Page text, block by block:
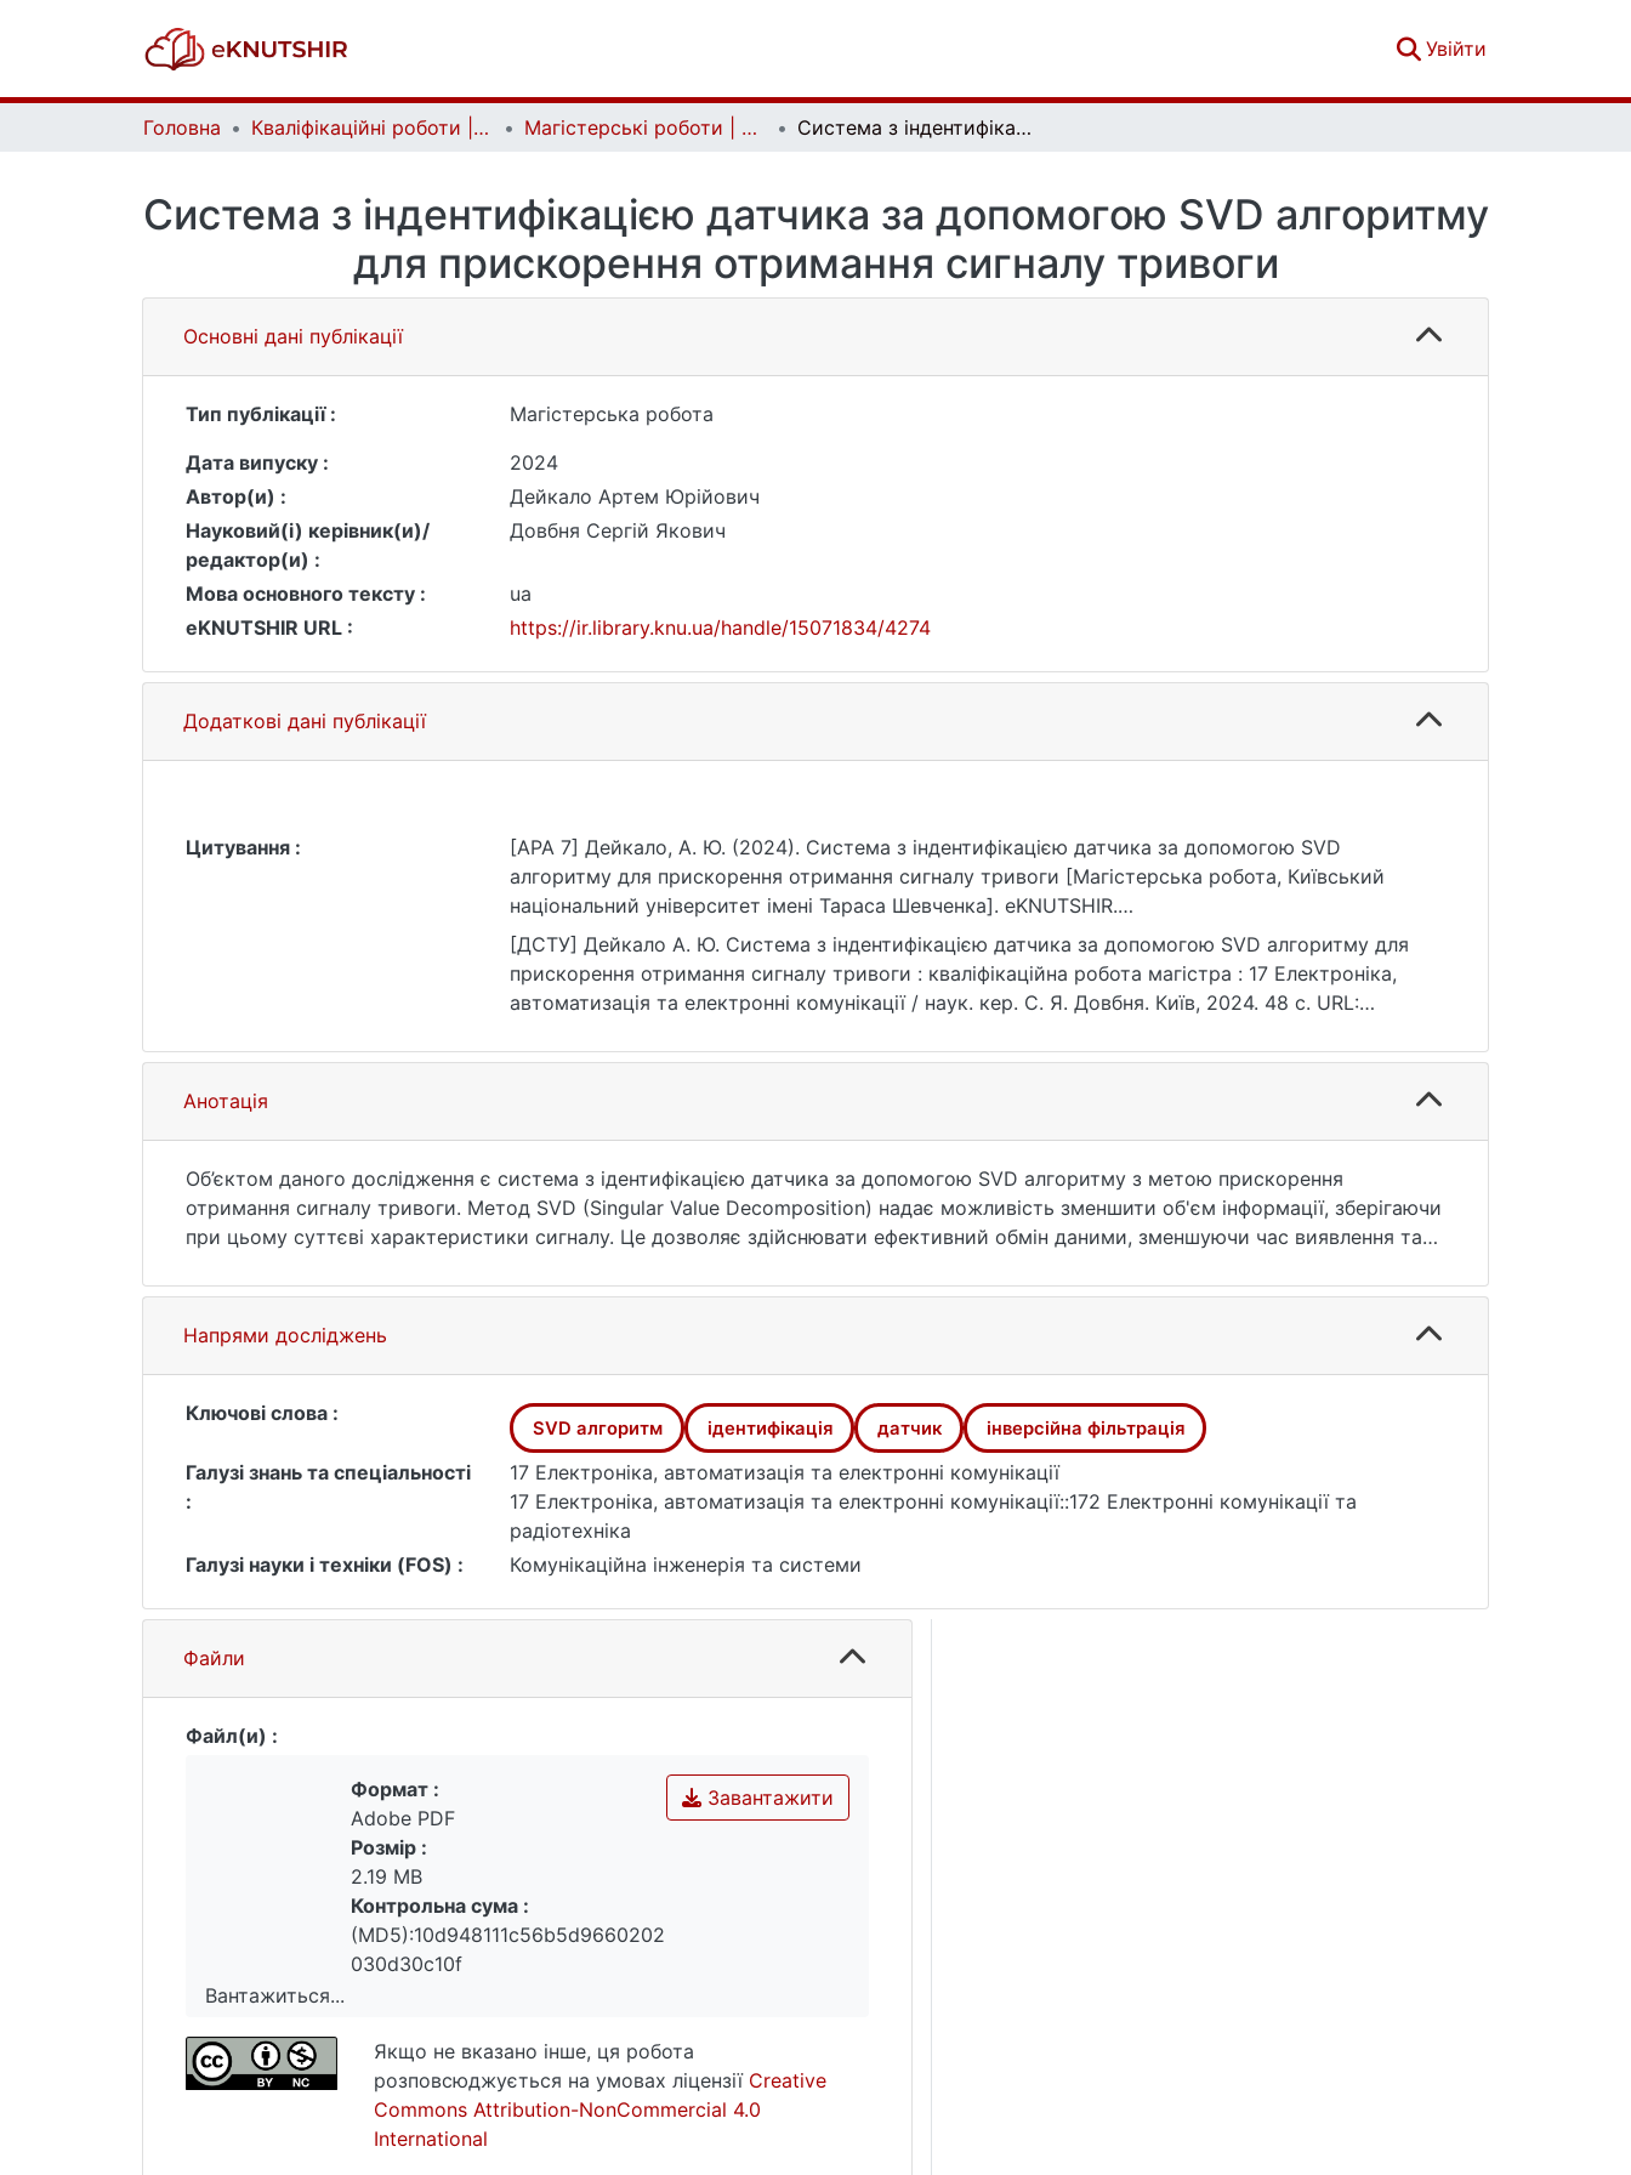
Увійти
Головна Кваліфікаційні роботи | Qualifying works Магістерські роботи | Master's theses Система з індентифікацією датчика за допомогою SVD алгоритму для прискорення отримання сигналу тривоги
Система з індентифікацією датчика за допомогою SVD алгоритму
для прискорення отримання сигналу тривоги
Основні дані публікації
Тип публікації :
Магістерська робота
Дата випуску :
2024
Автор(и) :
Дейкало Артем Юрійович
Науковий(і) керівник(и)/
редактор(и) :
Довбня Сергій Якович
Мова основного тексту :
ua
eKNUTSHIR URL :
https://ir.library.knu.ua/handle/15071834/4274
Додаткові дані публікації
Цитування :
[APA 7] Дейкало, А. Ю. (2024). Система з індентифікацією датчика за допомогою SVD
алгоритму для прискорення отримання сигналу тривоги [Магістерська робота, Київський
національний університет імені Тараса Шевченка]. eKNUTSHIR.
https://ir.library.knu.ua/handle/15071834/4274
[ДСТУ] Дейкало А. Ю. Система з індентифікацією датчика за допомогою SVD алгоритму для
прискорення отримання сигналу тривоги : кваліфікаційна робота магістра : 17 Електроніка,
автоматизація та електронні комунікації / наук. кер. С. Я. Довбня. Київ, 2024. 48 с. URL:
Анотація
Об’єктом даного дослідження є система з ідентифікацією датчика за допомогою SVD алгоритму з метою прискорення
отримання сигналу тривоги. Метод SVD (Singular Value Decomposition) надає можливість зменшити об'єм інформації, зберігаючи
при цьому суттєві характеристики сигналу. Це дозволяє здійснювати ефективний обмін даними, зменшуючи час виявлення та
Мета роботи полягає в розробці системи з ідентифікацією датчика за допомогою SVD алгоритму для зменшення об'єму даних
що передаються, забезпечуючи при цьому необхідну інформацію для ідентифікації тривоги.
Розглянута задача по створенню системи з ідентифікацією датчика за допомогою SVD алгоритму для прискорення сигналу
тривоги.
Створено програму обробки даних та відновлення на їх основі.
Створено віртуальну модель передачі даних між двома ESP 32.
За допомогою метода SVD проведена обробка даних отриманих від ESP32 що емітує датчик (давач).
Розроблений алгоритм ідентифікації датчика (давача) на основі SVD методу. Створено система з ідентифікацією датчика за
допомогою SVD алгоритму, що пришвидшує отримання сигналу тривоги завдяки зменшенню кількості даних необхідних до
передачі.
Напрями досліджень
Ключові слова :
SVD алгоритм ідентифікація датчик інверсійна фільтрація
Галузі знань та спеціальності
:
17 Електроніка, автоматизація та електронні комунікації
17 Електроніка, автоматизація та електронні комунікації::172 Електронні комунікації та
радіотехніка
Галузі науки і техніки (FOS) :
Комунікаційна інженерія та системи
Файли
Файл(и) :
Вантажиться...
Вантажиться...
Завантажити
Формат :
Adobe PDF
Розмір :
2.19 MB
Контрольна сума :
(MD5):10d948111c56b5d9660202
030d30c10f
Якщо не вказано інше, ця робота
розповсюджується на умовах ліцензії Creative
Commons Attribution-NonCommercial 4.0
International